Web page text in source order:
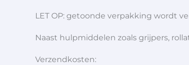
LET OP: getoonde verpakking wordt
Naast hulpmiddelen zoals grijpers,
Verzendkosten: